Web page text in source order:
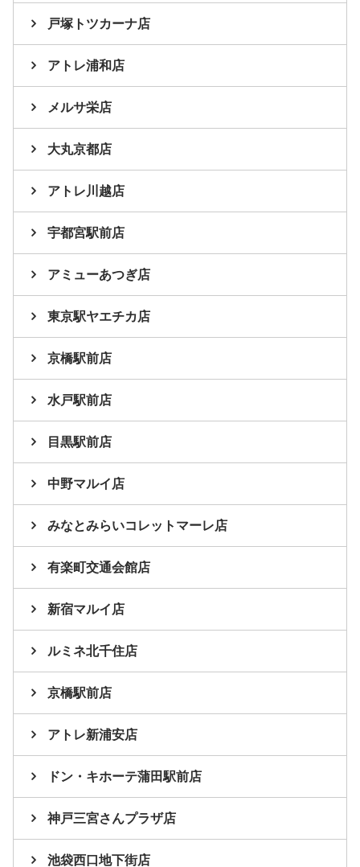
戸塚トツカーナ店
アトレ浦和店
メルサ栄店
大丸京都店
アトレ川越店
宇都宮駅前店
アミューあつぎ店
東京駅ヤエチカ店
京橋駅前店
水戸駅前店
目黒駅前店
中野マルイ店
みなとみらいコレットマーレ店
有楽町交通会館店
新宿マルイ店
ルミネ北千住店
京橋駅前店
アトレ新浦安店
ドン・キホーテ蒲田駅前店
神戸三宮さんプラザ店
池袋西口地下街店